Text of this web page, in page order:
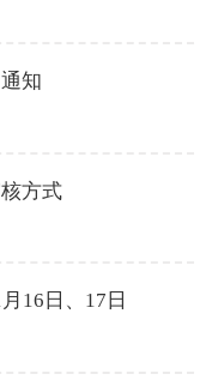
知
方式
16日、17日